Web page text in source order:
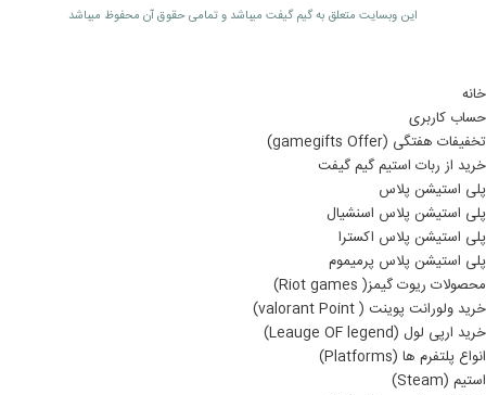
اين وبسايت متعلق به گیم گیفت ميباشد و تمامی حقوق آن محفوظ ميباشد
خانه
حساب کاربری
تخفیفات هفتگی (gamegifts Offer)
خرید از ربات استیم گیم گیفت
پلی استیشن پلاس
پلی استیشن پلاس اسنشیال
پلی استیشن پلاس اکسترا
پلی استیشن پلاس پرمیموم
محصولات ریوت گیمز( Riot games)
خرید ولورانت پوینت ( valorant Point)
خرید ارپی لول (Leauge OF legend)
انواع پلتفرم ها (Platforms)
استیم (Steam)